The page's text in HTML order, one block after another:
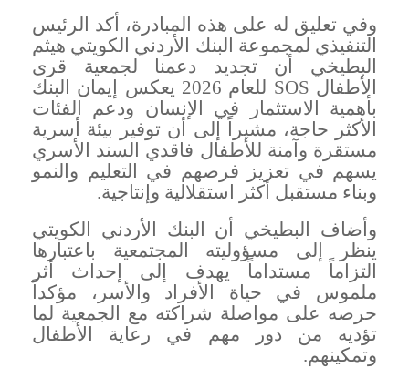
وفي تعليق له على هذه المبادرة، أكد الرئيس
التنفيذي لمجموعة البنك الأردني الكويتي هيثم
البطيخي أن تجديد دعمنا لجمعية قرى
الأطفال
للعام 2026 يعكس إيمان البنك
بأهمية الاستثمار في الإنسان ودعم الفئات
الأكثر حاجة، مشيراً إلى أن توفير بيئة أسرية
مستقرة وآمنة للأطفال فاقدي السند الأسري
يسهم في تعزيز فرصهم في التعليم والنمو
وبناء مستقبل أكثر استقلالية وإنتاجية.
وأضاف البطيخي أن البنك الأردني الكويتي
ينظر إلى مسؤوليته المجتمعية باعتبارها
التزاماً مستداماً يهدف إلى إحداث أثر
ملموس في حياة الأفراد والأسر، مؤكداً
حرصه على مواصلة شراكته مع الجمعية لما
تؤديه من دور مهم في رعاية الأطفال
وتمكينهم.